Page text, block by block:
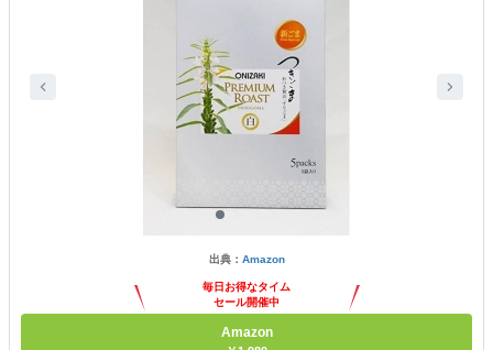
出典： Amazon
毎日お得なタイム
セール開催中
Amazon